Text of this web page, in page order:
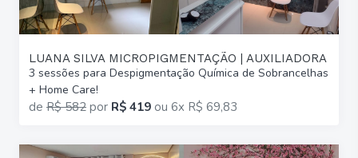
LUANA SILVA MICROPIGMENTAÇÃO | AUXILIADORA
3 sessões para Despigmentação Química de Sobrancelhas
+ Home Care!
de R$ 582 por R$ 419 ou 6x R$ 69,83